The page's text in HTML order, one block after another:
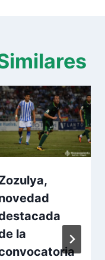
la